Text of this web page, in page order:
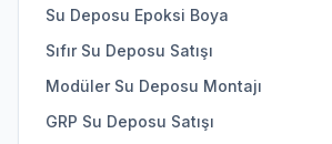
Su Deposu Epoksi Boya
Sıfır Su Deposu Satışı
Modüler Su Deposu Montajı
GRP Su Deposu Satışı